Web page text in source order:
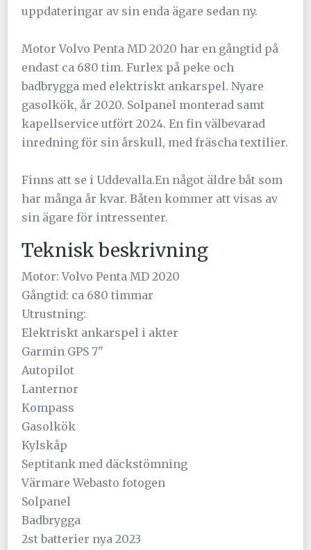
uppdateringar av sin enda ägare sedan ny.
Motor Volvo Penta MD 2020 har en gångtid på
endast ca 680 tim. Furlex på peke och
badbrygga med elektriskt ankarspel. Nyare
gasolkök, år 2020. Solpanel monterad samt
kapellservice utfört 2024. En fin välbevarad
inredning för sin årskull, med fräscha textilier.
Finns att se i Uddevalla.En något äldre båt som
har många år kvar. Båten kommer att visas av
sin ägare för intressenter.
Teknisk beskrivning
Motor: Volvo Penta MD 2020
Gångtid: ca 680 timmar
Utrustning:
Elektriskt ankarspel i akter
Garmin GPS 7"
Autopilot
Lanternor
Kompass
Gasolkök
Kylskåp
Septitank med däckstömning
Värmare Webasto fotogen
Solpanel
Badbrygga
2st batterier nya 2023